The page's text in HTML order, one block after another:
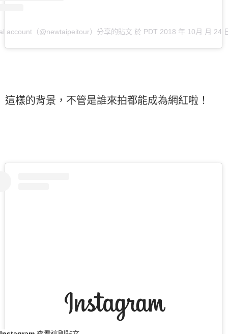
account（@newtaipeitour）分享的貼文 於 PDT 2018 年 10月 月 24
這樣的背景，不管是誰來拍都能成為網紅啦！